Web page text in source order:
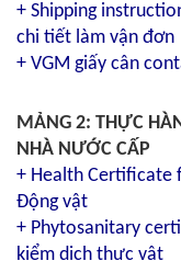
+ Shipping
chi tiết làm vận đơn
+ VGM giấy cân
MẢNG 2: THỰC
NHÀ NƯỚC CẤP
+ Health Certificate
Động vật
+ Phytosanitary
kiểm dịch thực vật